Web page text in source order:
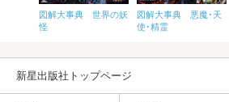
図解大事典 世界の妖
怪
図解大事典 悪魔･天
使･精霊
新星出版社トップページ